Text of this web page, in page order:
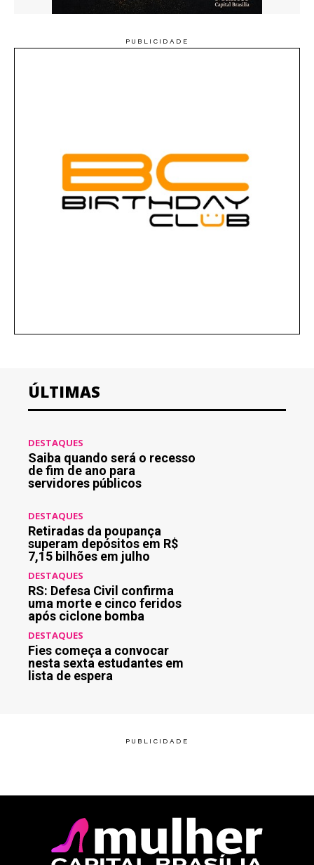
ÚLTIMAS
DESTAQUES
Saiba quando será o recesso
de fim de ano para
servidores públicos
DESTAQUES
Retiradas da poupança
superam depósitos em R$
7,15 bilhões em julho
DESTAQUES
RS: Defesa Civil confirma
uma morte e cinco feridos
após ciclone bomba
DESTAQUES
Fies começa a convocar
nesta sexta estudantes em
lista de espera